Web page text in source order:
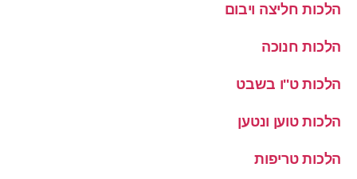
הלכות חליצה ויבום
הלכות חנוכה
הלכות ט''ו בשבט
הלכות טוען ונטען
הלכות טריפות